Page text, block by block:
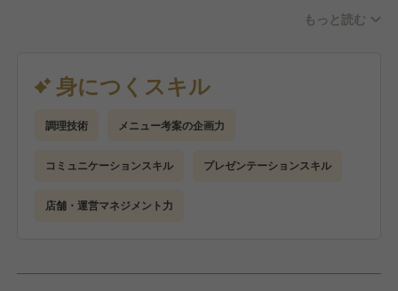
の地域でしか味わえない特別な料理を生み出すことに
その上で、仕事内容は、
・食材(野菜、魚、肉)の目利き
・野菜カットや、魚介の下処理などの基礎から行い、
昇級と共にフレンチのフルコースを仕上げるメインポ
ジションへと移っていただきます。
もっと読む
身につくスキル
調理技術 メニュー考案の企画力
コミュニケーションスキル プレゼンテーションスキル
店舗・運営マネジメント力